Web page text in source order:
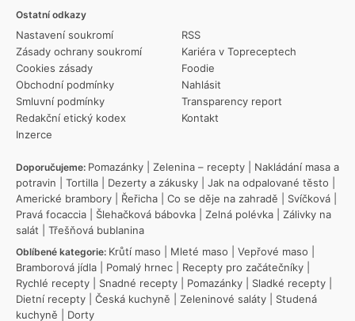
Ostatní odkazy
Nastavení soukromí
Zásady ochrany soukromí
Cookies zásady
Obchodní podmínky
Smluvní podmínky
Redakční etický kodex
Inzerce
RSS
Kariéra v Topreceptech
Foodie
Nahlásit
Transparency report
Kontakt
Doporučujeme: Pomazánky Zelenina – recepty
Nakládání masa a
potravin
Tortilla Dezerty a zákusky Jak na odpalované těsto
Americké brambory
Řeřicha Co se děje na zahradě Svíčková
Pravá focaccia
Šlehačková bábovka Zelná polévka
Zálivky na
salát
Třešňová bublanina
Oblíbené kategorie: Krůtí maso Mleté maso Vepřové maso
Bramborová jídla
Pomalý hrnec Recepty pro začátečníky
Rychlé recepty
Snadné recepty Pomazánky Sladké recepty
Dietní recepty
Česká kuchyně Zeleninové saláty
Studená
kuchyně
Dorty